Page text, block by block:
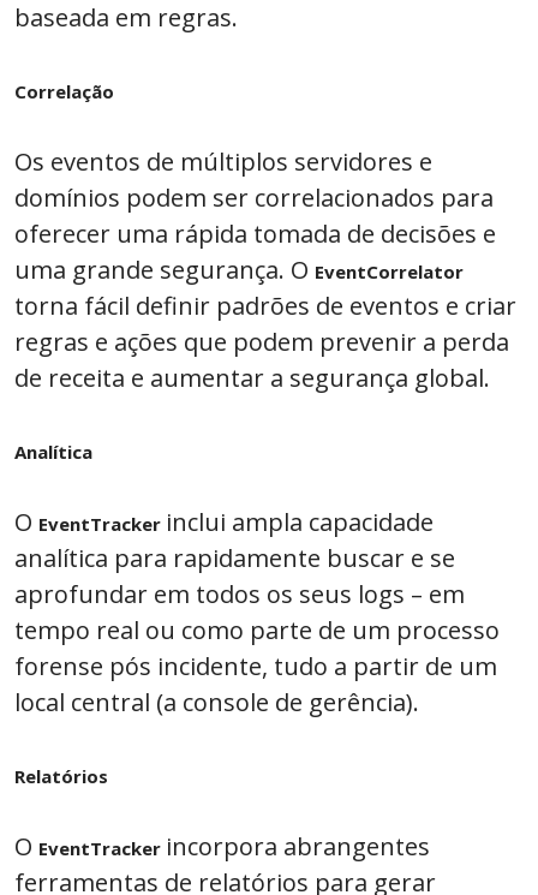
baseada em regras.
Correlação
Os eventos de múltiplos servidores e
domínios podem ser correlacionados para
oferecer uma rápida tomada de decisões e
uma grande segurança. O EventCorrelator
torna fácil definir padrões de eventos e criar
regras e ações que podem prevenir a perda
de receita e aumentar a segurança global.
Analítica
O EventTracker inclui ampla capacidade
analítica para rapidamente buscar e se
aprofundar em todos os seus logs – em
tempo real ou como parte de um processo
forense pós incidente, tudo a partir de um
local central (a console de gerência).
Relatórios
O EventTracker incorpora abrangentes
ferramentas de relatórios para gerar